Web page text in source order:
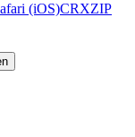
(iOS)CRXZIP